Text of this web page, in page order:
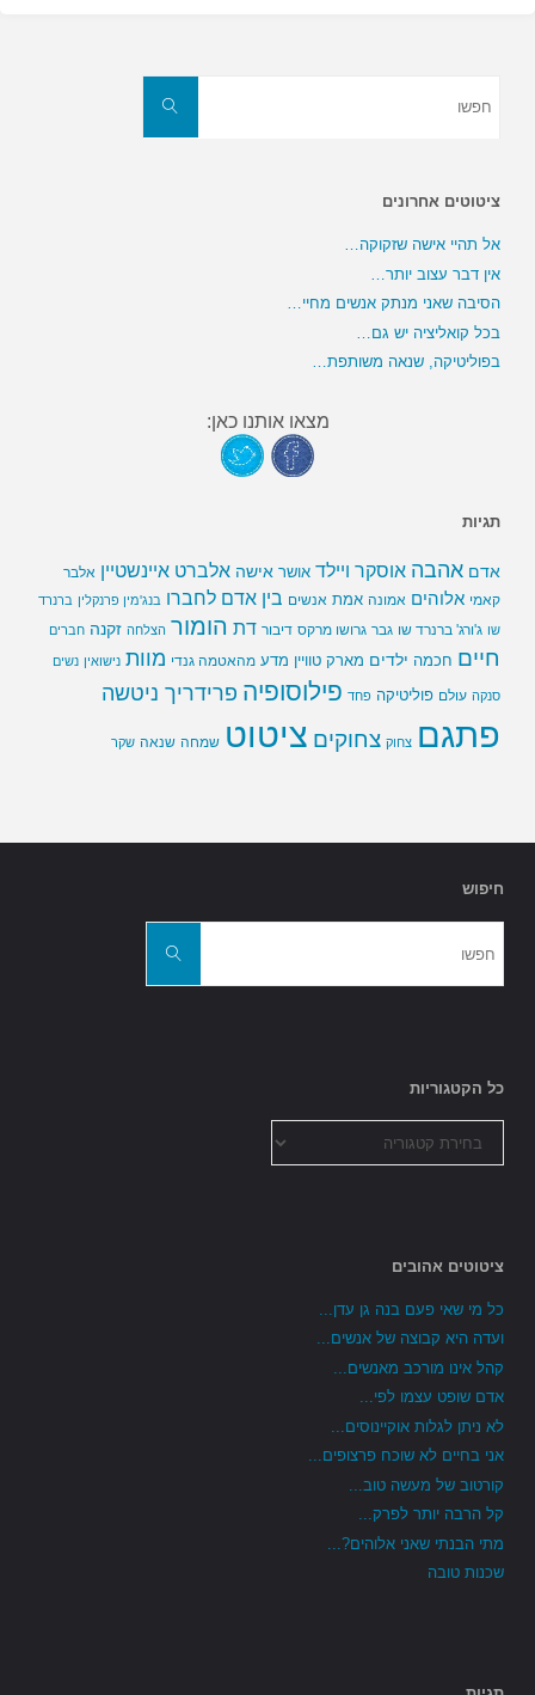
חפשו
ציטוטים אחרונים
אל תהיי אישה שזקוקה…
אין דבר עצוב יותר…
הסיבה שאני מנתק אנשים מחיי…
בכל קואליציה יש גם…
בפוליטיקה, שנאה משותפת…
מצאו אותנו כאן:
תגיות
אדם אהבה אוסקר ויילד אושר אישה אלברט איינשטיין אלבר
קאמי אלוהים אמונה אמת אנשים בין אדם לחברו בנג'מין פרנקלין ברנרד
שו ג'ורג' ברנרד שו גבר גרושו מרקס דיבור דת הומור הצלחה זקנה חברים
חיים חכמה ילדים מארק טוויין מדע מהאטמה גנדי מוות נישואין נשים
סנקה עולם פוליטיקה פחד פילוסופיה פרידריך ניטשה
פתגם צחוק צחוקים ציטוט שמחה שנאה שקר
חיפוש
חפשו
כל הקטגוריות
הקטגוריות
ציטוטים אהובים
כל מי שאי פעם בנה גן עדן...
ועדה היא קבוצה של אנשים...
קהל אינו מורכב מאנשים...
אדם שופט עצמו לפי...
לא ניתן לגלות אוקיינוסים...
אני בחיים לא שוכח פרצופים...
קורטוב של מעשה טוב...
קל הרבה יותר לפרק...
מתי הבנתי שאני אלוהים?...
שכנות טובה